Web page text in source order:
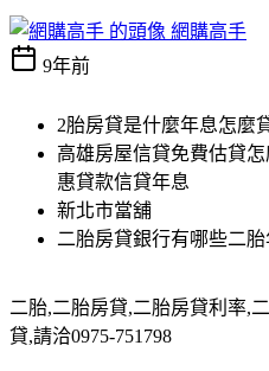
網購高手
9年前
2胎房貸是什麼年息怎麼
高雄房屋信貸免費估貸
惠貸款信貸年息
新北市當舖
二胎房貸銀行有哪些二胎
二胎,二胎房貸,二胎房貸利率,
貸,請洽0975-751798